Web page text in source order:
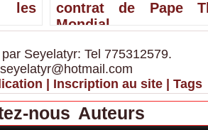
les
contrat de Pape
Mondial
Seyelatyr: Tel 775312579.
| Inscription au site | Tags
nous Auteurs